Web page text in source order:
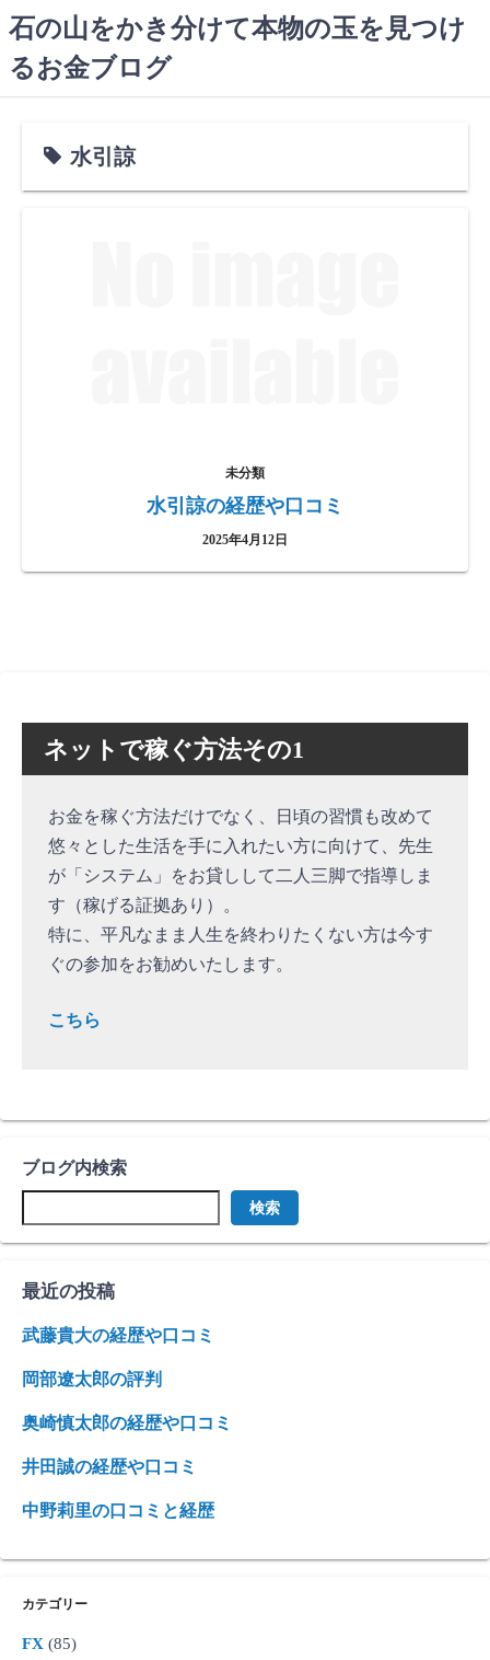
コ
ン
テ
石の山をかき分けて本物の玉を見つけ
るお金ブログ
水引諒
未分類
水引諒の経歴や口コミ
2025年4月12日
ネットで稼ぐ方法その1
お金を稼ぐ方法だけでなく、日頃の習慣も改めて
悠々とした生活を手に入れたい方に向けて、先生
が「システム」をお貸しして二人三脚で指導しま
す（稼げる証拠あり）。
特に、平凡なまま人生を終わりたくない方は今す
ぐの参加をお勧めいたします。
こちら
ブログ内検索
検索
最近の投稿
武藤貴大の経歴や口コミ
岡部遼太郎の評判
奥崎慎太郎の経歴や口コミ
井田誠の経歴や口コミ
中野莉里の口コミと経歴
カテゴリー
FX (85)